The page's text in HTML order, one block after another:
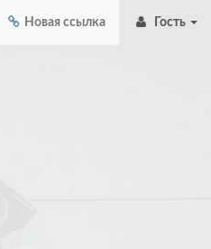
Новая ссылка Гость